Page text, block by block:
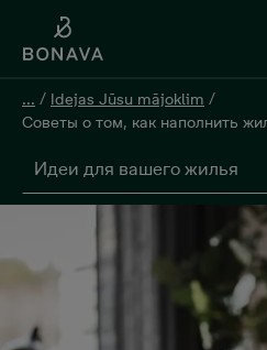
... / Idejas Jūsu mājoklim /
Советы о том, как наполнить
Идеи для вашего жилья